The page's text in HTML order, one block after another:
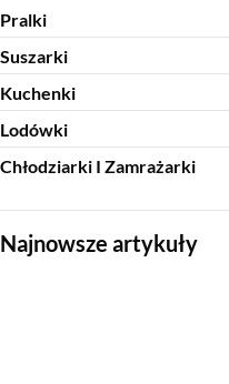
Pralki
Suszarki
Kuchenki
Lodówki
Chłodziarki I Zamrażarki
Najnowsze artykuły